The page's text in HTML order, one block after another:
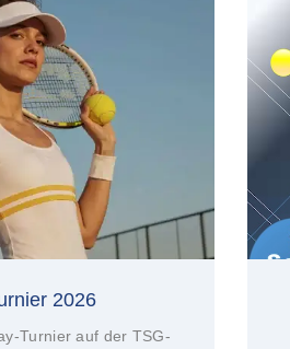
2026
Turnier auf der TSG-